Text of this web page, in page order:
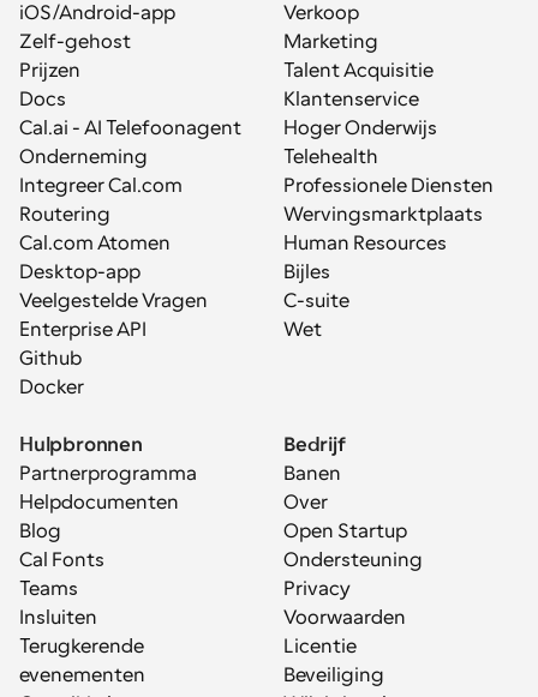
iOS/Android-app
Zelf-gehost
Prijzen
Docs
Cal.ai - AI Telefoonagent
Onderneming
Integreer Cal.com
Routering
Cal.com Atomen
Desktop-app
Veelgestelde Vragen
Enterprise API
Github
Docker
Verkoop
Marketing
Talent Acquisitie
Klantenservice
Hoger Onderwijs
Telehealth
Professionele Diensten
Wervingsmarktplaats
Human Resources
Bijles
C-suite
Wet
Hulpbronnen
Partnerprogramma
Helpdocumenten
Blog
Cal Fonts
Teams
Insluiten
Terugkerende
evenementen
Bedrijf
Banen
Over
Open Startup
Ondersteuning
Privacy
Voorwaarden
Licentie
Beveiliging